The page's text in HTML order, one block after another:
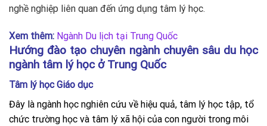
nghề nghiệp liên quan đến ứng dụng tâm lý học.
Xem thêm: Ngành Du lịch tại Trung Quốc
Hướng đào tạo chuyên ngành chuyên sâu du học
ngành tâm lý học ở Trung Quốc
Tâm lý họcGiáo dục
Đây là ngành học nghiên cứu về hiệu quả, tâm lý học tập, tổ
chức trường học và tâm lý xã hội của con người trong môi